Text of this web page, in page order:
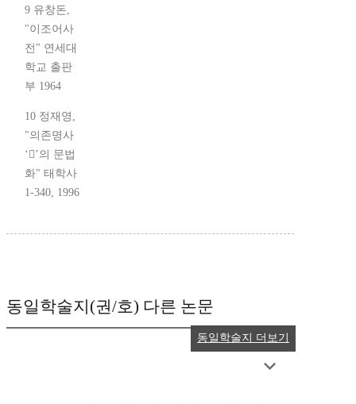
9 유창돈,
"이조어사
전" 연세대
학교 출판
부 1964
10 정재영,
"의존명사
‘’의 문법
화" 태학사
1-340, 1996
동일학술지(권/호) 다른 논문
동일학술지 더보기